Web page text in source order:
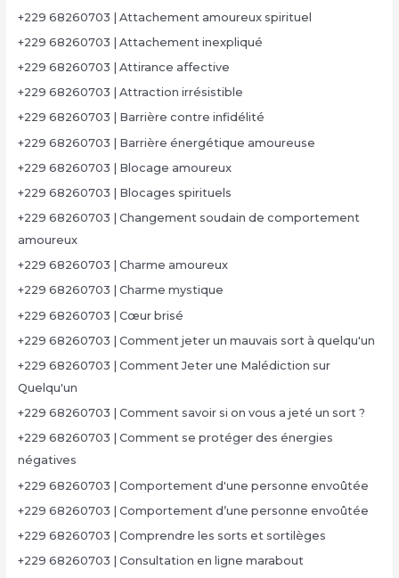
+229 68260703 | Attachement amoureux spirituel
+229 68260703 | Attachement inexpliqué
+229 68260703 | Attirance affective
+229 68260703 | Attraction irrésistible
+229 68260703 | Barrière contre infidélité
+229 68260703 | Barrière énergétique amoureuse
+229 68260703 | Blocage amoureux
+229 68260703 | Blocages spirituels
+229 68260703 | Changement soudain de comportement
amoureux
+229 68260703 | Charme amoureux
+229 68260703 | Charme mystique
+229 68260703 | Cœur brisé
+229 68260703 | Comment jeter un mauvais sort à quelqu'un
+229 68260703 | Comment Jeter une Malédiction sur
Quelqu'un
+229 68260703 | Comment savoir si on vous a jeté un sort ?
+229 68260703 | Comment se protéger des énergies
négatives
+229 68260703 | Comportement d'une personne envoûtée
+229 68260703 | Comportement d’une personne envoûtée
+229 68260703 | Comprendre les sorts et sortilèges
+229 68260703 | Consultation en ligne marabout